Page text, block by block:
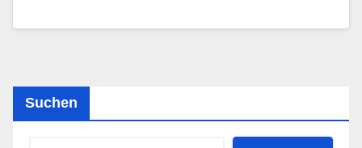
Suchen